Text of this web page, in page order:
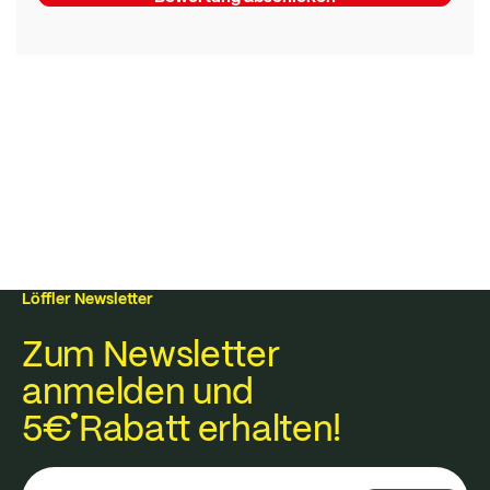
Löffler Newsletter
Zum Newsletter
anmelden und
5€Rabatt erhalten!